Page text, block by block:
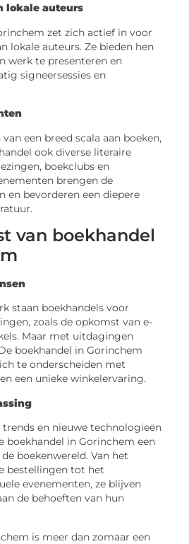
lokale auteurs
zet zich actief in voor
lokale auteurs. Ze bieden hen
werk te presenteren en
signeersessies en
een breed scala aan boeken,
ook diverse literaire
boekclubs en
brengen de
en bevorderen een diepere
van boekhandel
staan boekhandels voor
zoals de opkomst van e-
Maar met uitdagingen
boekhandel in Gorinchem
te onderscheiden met
een unieke winkelervaring.
en nieuwe technologieën
boekhandel in Gorinchem een
boekenwereld. Van het
bestellingen tot het
evenementen, ze blijven
de behoeften van hun
is meer dan zomaar een